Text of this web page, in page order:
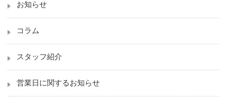
お知らせ
コラム
スタッフ紹介
営業日に関するお知らせ